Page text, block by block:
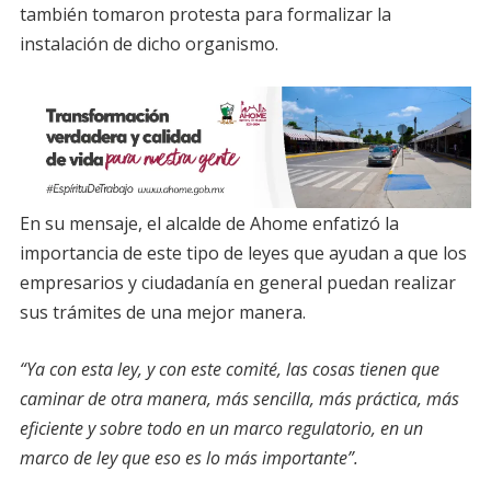
también tomaron protesta para formalizar la
instalación de dicho organismo.
En su mensaje, el alcalde de Ahome enfatizó la
importancia de este tipo de leyes que ayudan a que los
empresarios y ciudadanía en general puedan realizar
sus trámites de una mejor manera.
“Ya con esta ley, y con este comité, las cosas tienen que
caminar de otra manera, más sencilla, más práctica, más
eficiente y sobre todo en un marco regulatorio, en un
marco de ley que eso es lo más importante”.